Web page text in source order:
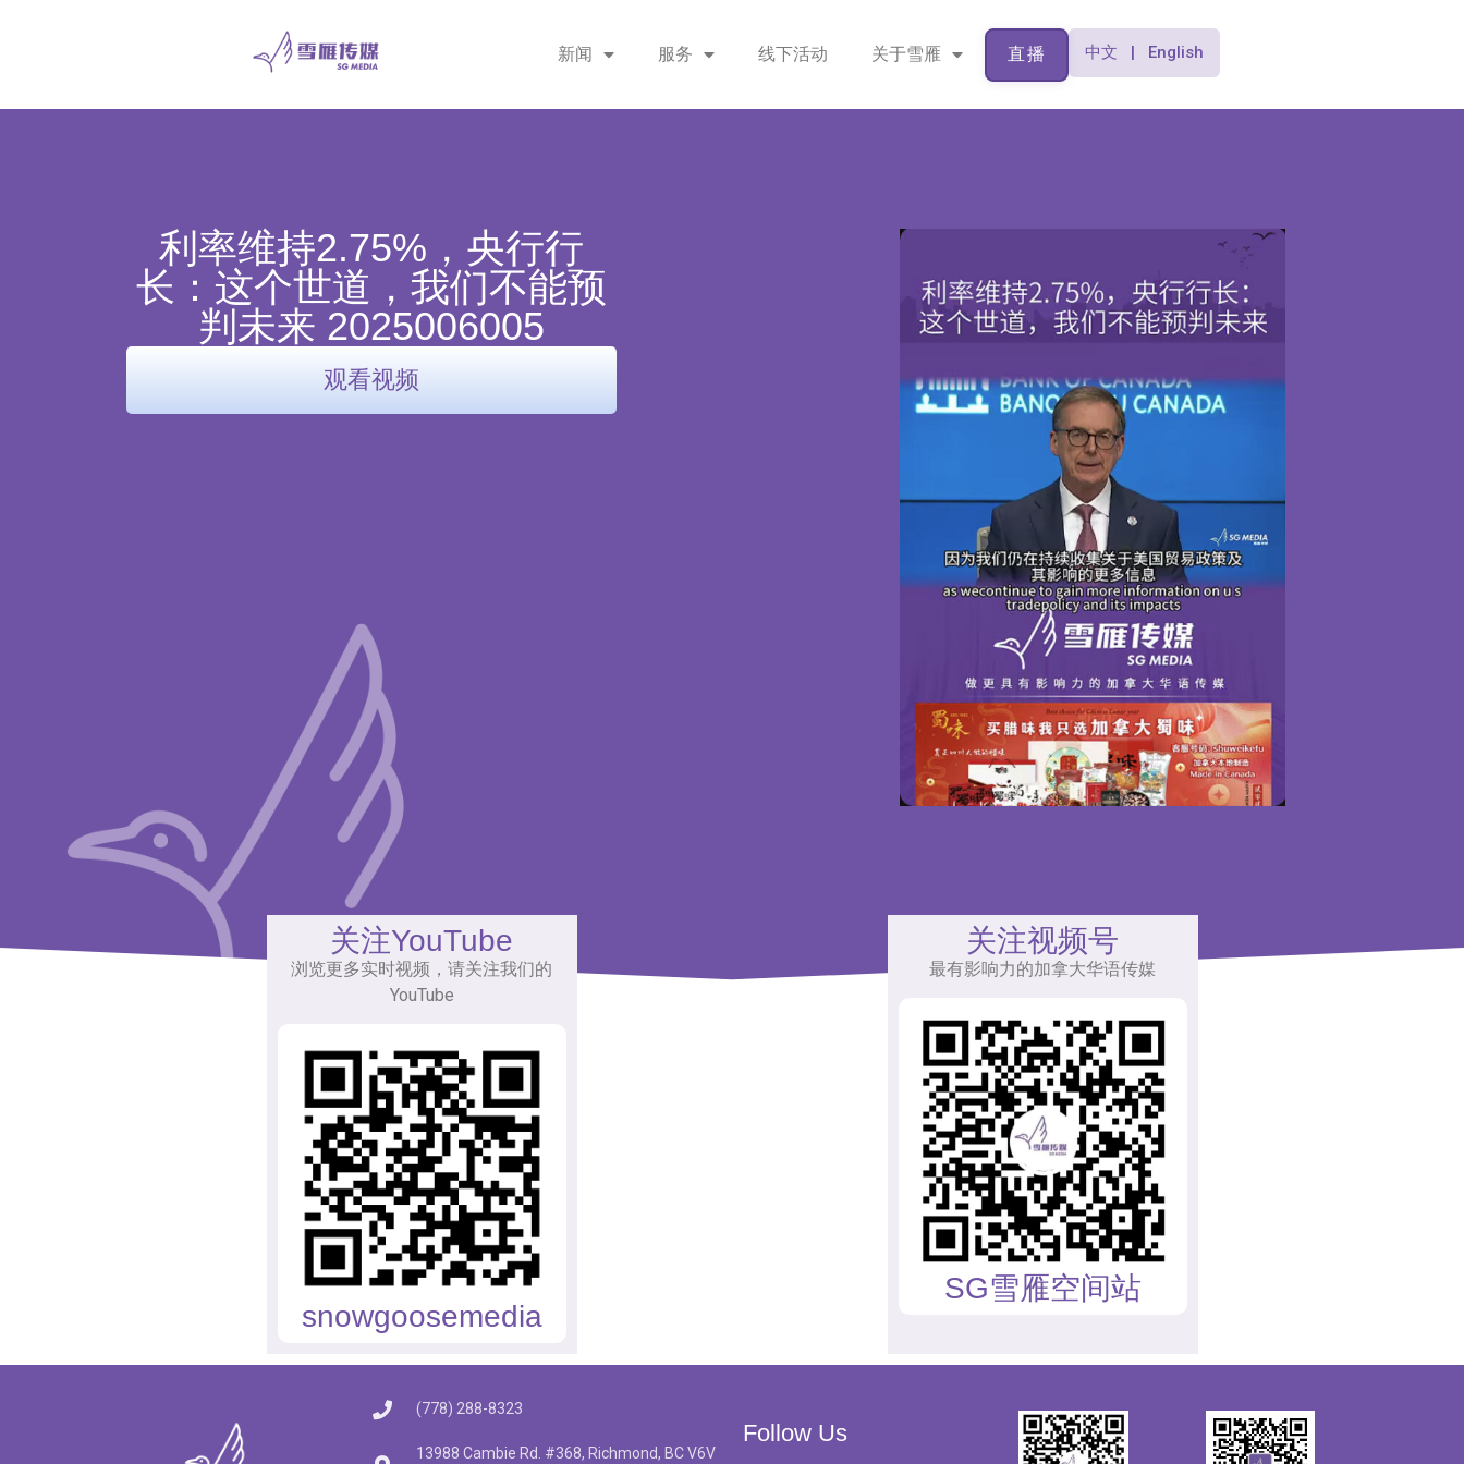
新闻 服务 线下活动 关于雪雁 直播 中文 | English
利率维持2.75%，央行行
长：这个世道，我们不能预
判未来 2025006005
观看视频
关注YouTube
浏览更多实时视频，请关注我们的
YouTube
snowgoosemedia
关注视频号
最有影响力的加拿大华语传媒
SG雪雁空间站
(778) 288-8323
13988 Cambie Rd. #368, Richmond, BC V6V
Follow Us